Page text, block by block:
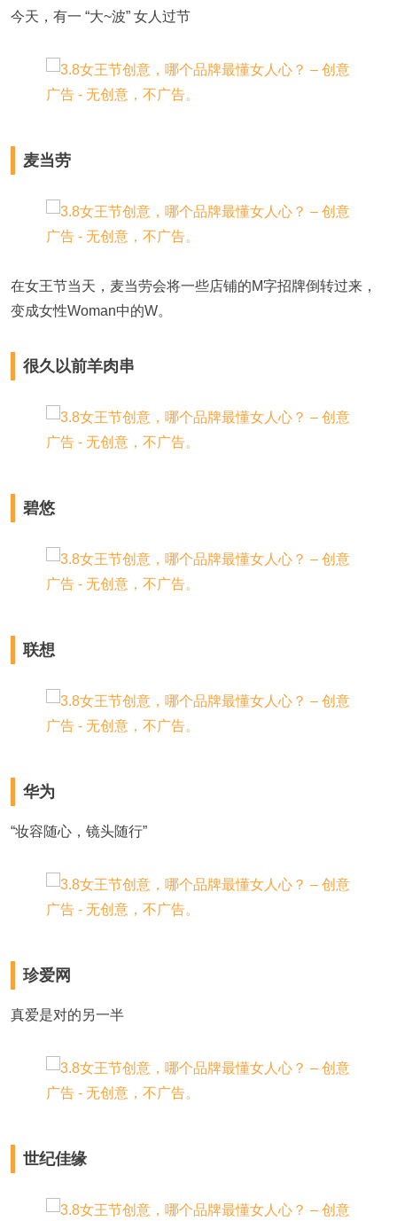
今天，有一 “大~波” 女人过节
麦当劳
在女王节当天，麦当劳会将一些店铺的M字招牌倒转过来，
变成女性Woman中的W。
很久以前羊肉串
碧悠
联想
华为
“妆容随心，镜头随行”
珍爱网
真爱是对的另一半
世纪佳缘